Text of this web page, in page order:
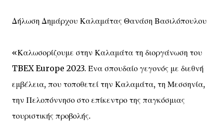
Δήλωση Δημάρχου Καλαμάτας Θανάση Βασιλόπουλου
«Καλωσορίζουμε στην Καλαμάτα τη διοργάνωση του
TBEX Europe 2023. Ένα σπουδαίο γεγονός με διεθνή
εμβέλεια, που τοποθετεί την Καλαμάτα, τη Μεσσηνία,
την Πελοπόννησο στο επίκεντρο της παγκόσμιας
τουριστικής προβολής.